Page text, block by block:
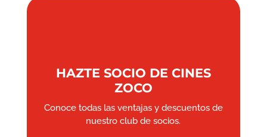
HAZTE SOCIO DE CINES
ZOCO
Conoce todas las ventajas y descuentos de
nuestro club de socios.